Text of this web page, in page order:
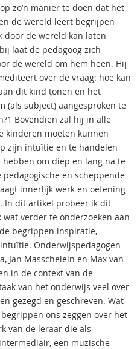
zo’n manier te doen dat het
de wereld leert begrijpen
door de wereld kan laten
laat de pedagoog zich
de wereld om hem heen. Hij
over de vraag: hoe kan
dit kind tonen en het
(als subject) aangesproken te
Bovendien zal hij in alle
kinderen moeten kunnen
zijn intuïtie en te handelen
om diep en lang na te
pedagogische en scheppende
innerlijk werk en oefening
In dit artikel probeer ik dit
verder te onderzoeken aan
begrippen inspiratie,
Onderwijspedagogen
Jan Masschelein en Max van
in de context van de
van het onderwijs veel over
gezegd en geschreven. Wat
ons zeggen over het
van de leraar die als
een muzische